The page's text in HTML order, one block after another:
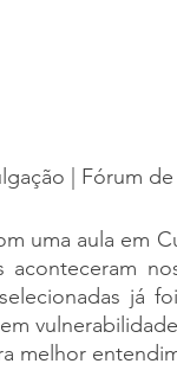
| Fórum
uma aula em
aconteceram
já
melhor